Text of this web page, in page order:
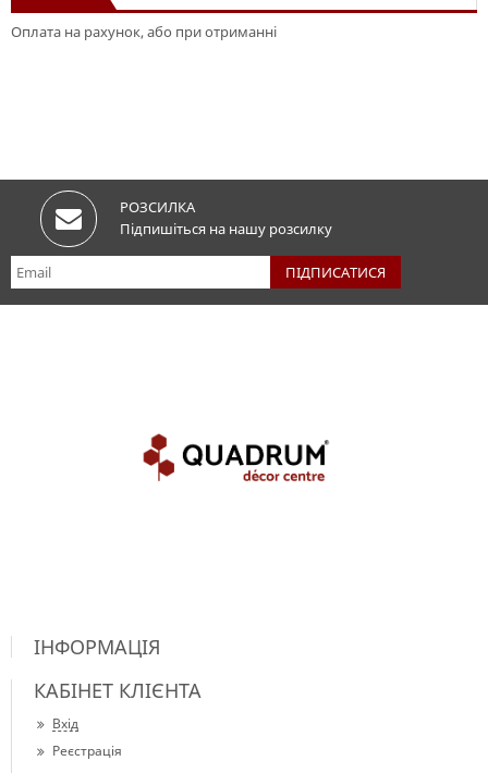
Оплата на рахунок, або при отриманні
РОЗСИЛКА
Підпишіться на нашу розсилку
ІНФОРМАЦІЯ
КАБІНЕТ КЛІЄНТА
Вхід
Реєстрація